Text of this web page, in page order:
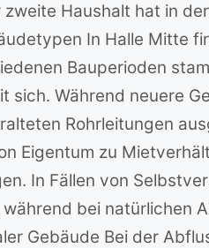
Haushalt hat in
In Halle Mitte
Bauperioden
Während neuere
Rohrleitungen
Eigentum zu
In Fällen von
bei natürlichen
Gebäude Bei der